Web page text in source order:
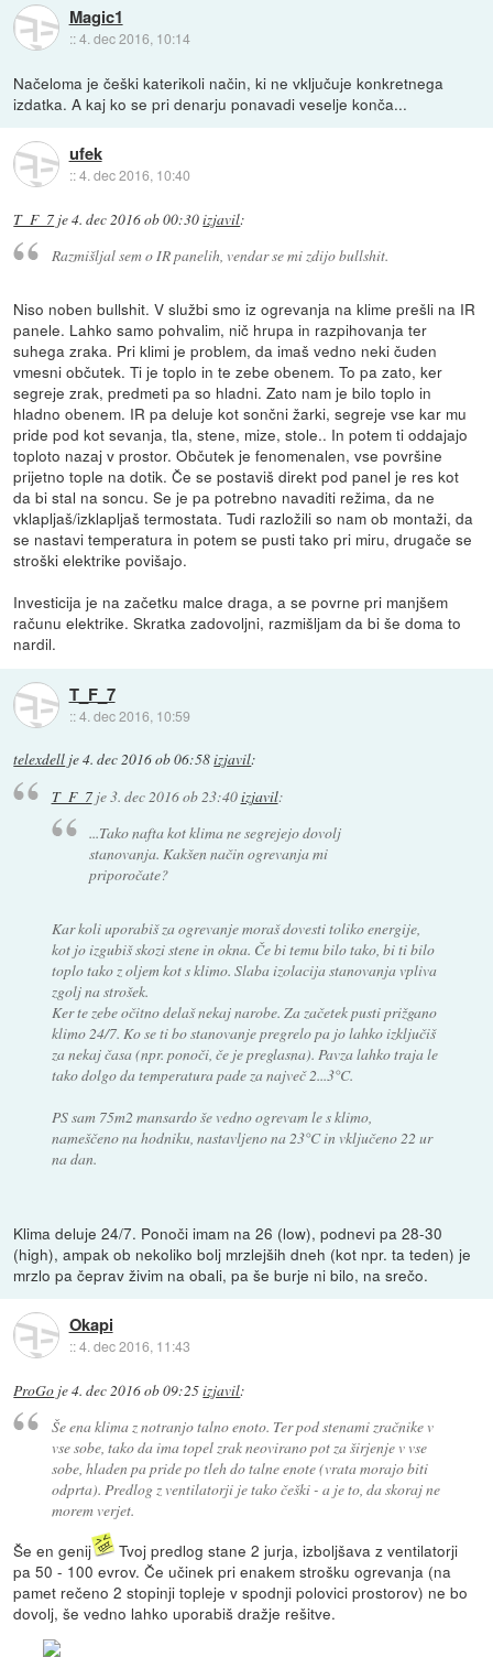
Magic1
::4. dec 2016, 10:14
Načeloma je češki katerikoli način, ki ne vključuje konkretnega
izdatka. A kaj ko se pri denarju ponavadi veselje konča...
ufek
::4. dec 2016, 10:40
T_F_7 je4. dec 2016 ob 00:30izjavil:
Razmišljal sem o IR panelih, vendar se mi zdijo bullshit.
Niso noben bullshit. V službi smo iz ogrevanja na klime prešli na IR
panele. Lahko samo pohvalim, nič hrupa in razpihovanja ter
suhega zraka. Pri klimi je problem, da imaš vedno neki čuden
vmesni občutek. Ti je toplo in te zebe obenem. To pa zato, ker
segreje zrak, predmeti pa so hladni. Zato nam je bilo toplo in
hladno obenem. IR pa deluje kot sončni žarki, segreje vse kar mu
pride pod kot sevanja, tla, stene, mize, stole.. In potem ti oddajajo
toploto nazaj v prostor. Občutek je fenomenalen, vse površine
prijetno tople na dotik. Če se postaviš direkt pod panel je res kot
da bi stal na soncu. Se je pa potrebno navaditi režima, da ne
vklapljaš/izklapljaš termostata. Tudi razložili so nam ob montaži, da
se nastavi temperatura in potem se pusti tako pri miru, drugače se
stroški elektrike povišajo.
Investicija je na začetku malce draga, a se povrne pri manjšem
računu elektrike. Skratka zadovoljni, razmišljam da bi še doma to
nardil.
T_F_7
::4. dec 2016, 10:59
telexdell je4. dec 2016 ob 06:58izjavil:
T_F_7je3. dec 2016 ob 23:40izjavil:
...Tako nafta kot klima ne segrejejo dovolj
stanovanja. Kakšen način ogrevanja mi
priporočate?
Kar koli uporabiš za ogrevanje moraš dovesti toliko energije,
kot jo izgubiš skozi stene in okna. Če bi temu bilo tako, bi ti bilo
toplo tako z oljem kot s klimo. Slaba izolacija stanovanja vpliva
zgolj na strošek.
Ker te zebe očitno delaš nekaj narobe. Za začetek pusti prižgano
klimo 24/7. Ko se ti bo stanovanje pregrelo pa jo lahko izključiš
za nekaj časa (npr. ponoči, če je preglasna). Pavza lahko traja le
tako dolgo da temperatura pade za največ 2...3°C.
PS sam 75m2 mansardo še vedno ogrevam le s klimo,
nameščeno na hodniku, nastavljeno na 23°C in vključeno 22 ur
na dan.
Klima deluje 24/7. Ponoči imam na 26 (low), podnevi pa 28-30
(high), ampak ob nekoliko bolj mrzlejših dneh (kot npr. ta teden) je
mrzlo pa čeprav živim na obali, pa še burje ni bilo, na srečo.
Okapi
::4. dec 2016, 11:43
ProGo je4. dec 2016 ob 09:25izjavil:
Še ena klima z notranjo talno enoto. Ter pod stenami zračnike v
vse sobe, tako da ima topel zrak neovirano pot za širjenje v vse
sobe, hladen pa pride po tleh do talne enote (vrata morajo biti
odprta). Predlog z ventilatorji je tako češki - a je to, da skoraj ne
morem verjet.
Še en genij
Tvoj predlog stane 2 jurja, izboljšava z ventilatorji
pa 50 - 100 evrov. Če učinek pri enakem strošku ogrevanja (na
pamet rečeno 2 stopinji topleje v spodnji polovici prostorov) ne bo
dovolj, še vedno lahko uporabiš dražje rešitve.